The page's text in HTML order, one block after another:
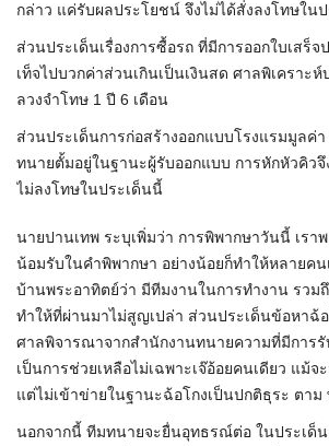
กล่าว แค่รับผลประโยชน์ จึงไม่ได้สั่งลงโทษใน
ส่วนประเด็นเรื่องการซื้อรถ ที่มีการออกใบเสร็จ
เท็จไปบวกค่าส่วนเกินเป็นเงินสด ศาลพิเคราะ
ลวงจำโทษ 1 ปี 6 เดือน
ส่วนประเด็นการก่อสร้างออกแบบโรงแรมมูลค่
ทนายตั้มอยู่ในฐานะผู้รับออกแบบ การหักหัวคิวจึ
ไม่ลงโทษในประเด็นนี้
นายปานเทพ ระบุเพิ่มว่า การพิพากษาวันนี้ เรา
น้อมรับในคำพิพากษา อย่างน้อยก็ทำให้หลายคน
บ้านพระอาทิตย์ว่า มีทีมงานในการทำงาน รวม
ทำให้ที่ผ่านมาไม่สูญเปล่า ส่วนประเด็นข้อหาฉ้
ศาลพิจารณาจากสํานักงานทนายความที่มีการรั
เป็นการช่วยเหลือไม่เฉพาะเจ๊อ้อยคนเดียว แม้จ
แต่ไม่เข้าข่ายในฐานะฉ้อโกงเป็นปกติธุระ ตาม
นอกจากนี้ ทีมทนายจะยื่นอุทธรณ์ต่อ ในประเด็